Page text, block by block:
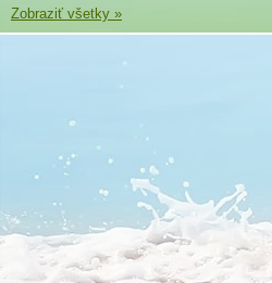
Zobraziť všetky »